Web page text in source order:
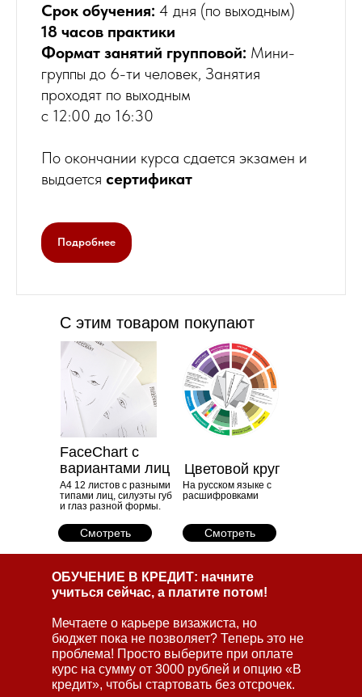
Срок обучения: 4 дня (по выходным)
18 часов практики
Формат занятий групповой: Мини-
группы до 6-ти человек, Занятия
проходят по выходным
с 12:00 до 16:30
По окончании курса сдается экзамен и
выдается сертификат
Подробнее
С этим товаром покупают
FaceChart с
вариантами лиц
А4 12 листов с разными
типами лиц, силуэты губ
и глаз разной формы.
Смотреть
На русском языке с
расшифровками
Смотреть
Цветовой круг
ОБУЧЕНИЕ В КРЕДИТ: начните
учиться сейчас, а платите потом!
Мечтаете о карьере визажиста, но
бюджет пока не позволяет? Теперь это не
проблема! Просто выберите при оплате
курс на сумму от 3000 рублей и опцию «В
кредит», чтобы стартовать без отсрочек.